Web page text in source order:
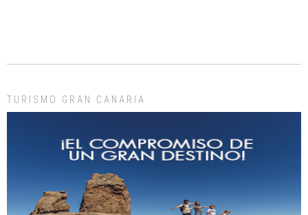
días, ella incluida...
Gato manso encontrado
Este gato macho ha aparecido en la calle hace menos de un mes, es muy
TURISMO GRAN CANARIA